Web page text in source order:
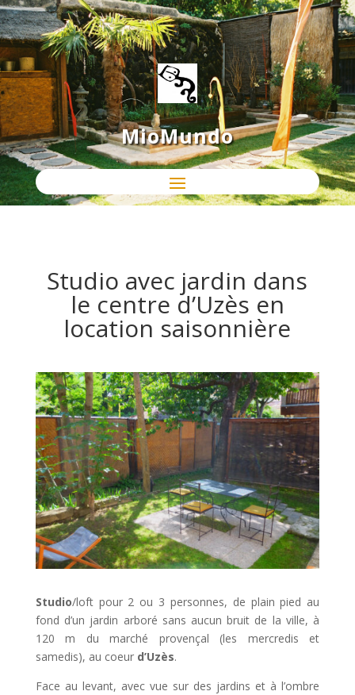
MioMundo
Studio avec jardin dans
le centre d’Uzès en
location saisonnière
Studio/loft pour 2 ou 3 personnes, de plain pied au
fond d’un jardin arboré sans aucun bruit de la ville, à
120 m du marché provençal (les mercredis et
samedis), au coeur d’Uzès.
Face au levant, avec vue sur des jardins et à l’ombre